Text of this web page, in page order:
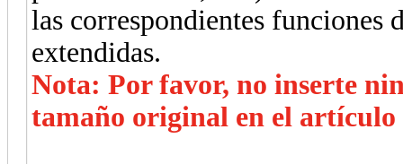
las correspondientes
extendidas.
Nota: Por favor, no inserte
tamaño original en el artículo